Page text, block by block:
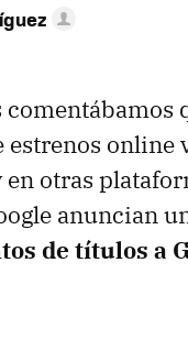
comentábamos
online
otras
anuncian
de títulos a